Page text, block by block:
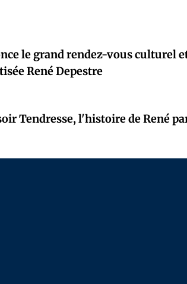
le grand rendez-vous culturel
René Depestre
Tendresse, l'histoire de René